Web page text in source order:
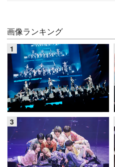
画像ランキング